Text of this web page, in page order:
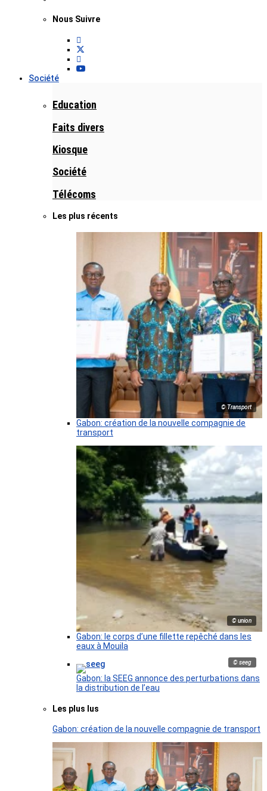
Nous Suivre
Société
Education
Faits divers
Kiosque
Société
Télécoms
Les plus récents
© Transport
Gabon: création de la nouvelle compagnie de
transport
© union
Gabon: le corps d’une fillette repêché dans les
eaux à Mouila
© seeg
Gabon: la SEEG annonce des perturbations dans
la distribution de l’eau
Les plus lus
Gabon: création de la nouvelle compagnie de transport